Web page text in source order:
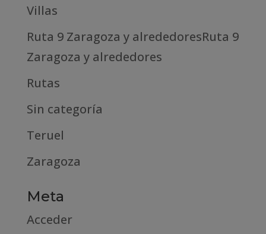
Villas
Ruta 9 Zaragoza y alrededoresRuta 9
Zaragoza y alrededores
Rutas
Sin categoría
Teruel
Zaragoza
Meta
Acceder